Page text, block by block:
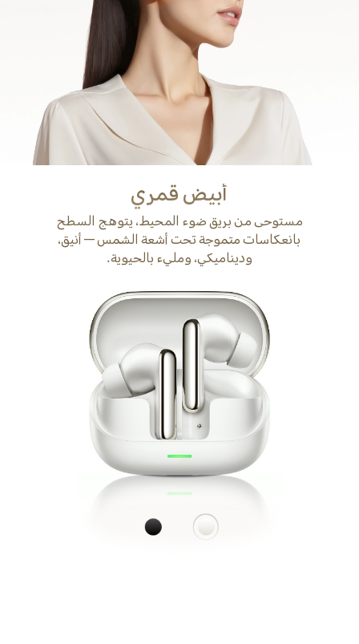
أبيض قمري
مستوحى من بريق ضوء المحيط، يتوهج السطح
بانعكاسات متموجة تحت أشعة الشمس — أنيق،
وديناميكي، ومليء بالحيوية.